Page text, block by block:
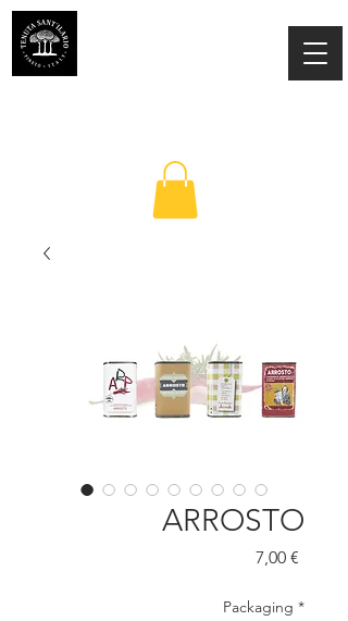
ARROSTO
7,00 €
Packaging *